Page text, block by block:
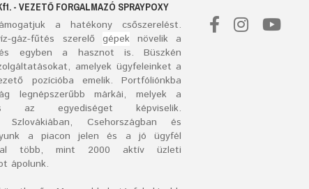
- VEZETŐ FORGALMAZÓ SPRAYPOXY
a hatékony csőszerelést.
gáz-fűtés szerelő gépeknövelik a
egyben a hasznot is. Büszkén
amelyek ügyfeleinket a
pozícióba emelik. Portfóliónkba
legnépszerűbb márkái, melyek a
az egyediséget képviselik.
Szlovákiában, Csehországban és
a piacon jelen és a jó ügyfél
több, mint 2000 aktív üzleti
ápolunk.